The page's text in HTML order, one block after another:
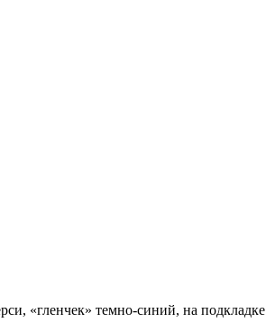
«гленчек» темно-синий, на подкладке